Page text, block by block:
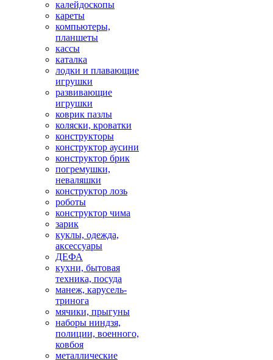
калейдоскопы
кареты
компьютеры,
планшеты
кассы
каталка
лодки и плавающие
игрушки
развивающие
игрушки
коврик пазлы
коляски, кроватки
конструкторы
конструктор аусини
конструктор брик
погремушки,
неваляшки
конструктор лозь
роботы
конструктор чима
зарик
куклы, одежда,
аксессуары
ДЕФА
кухни, бытовая
техника, посуда
манеж, карусель-
тринога
мячики, прыгуны
наборы ниндзя,
полиции, военного,
ковбоя
металлические